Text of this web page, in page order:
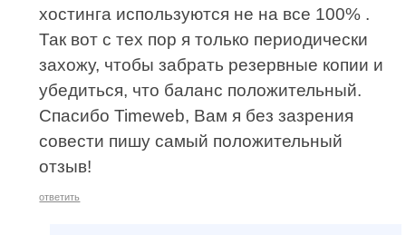
хостинга используются не на все 100% .
Так вот с тех пор я только периодически
захожу, чтобы забрать резервные копии и
убедиться, что баланс положительный.
Спасибо Timeweb, Вам я без зазрения
совести пишу самый положительный
отзыв!
ответить